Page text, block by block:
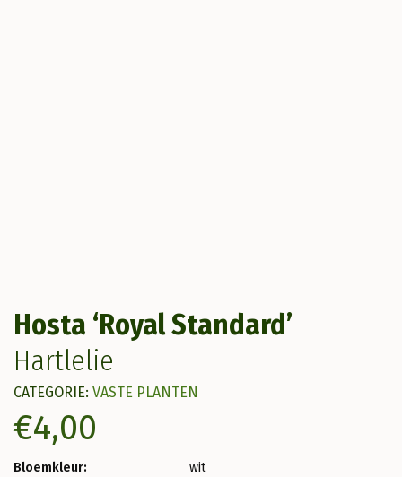
Hosta ‘Royal Standard’
Hartlelie
CATEGORIE: VASTE PLANTEN
€4,00
Bloemkleur:
wit